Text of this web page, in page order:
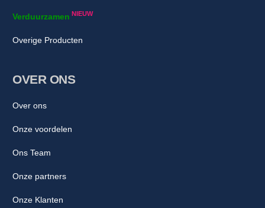
Verduurzamen NIEUW
Overige Producten
OVER ONS
Over ons
Onze voordelen
Ons Team
Onze partners
Onze Klanten